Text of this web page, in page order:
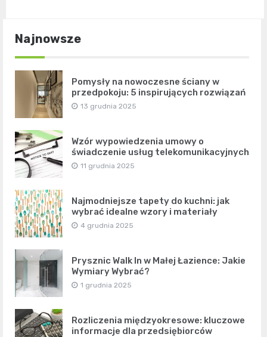
Najnowsze
Pomysły na nowoczesne ściany w
przedpokoju: 5 inspirujących rozwiązań
13 grudnia 2025
Wzór wypowiedzenia umowy o
świadczenie usług telekomunikacyjnych
11 grudnia 2025
Najmodniejsze tapety do kuchni: jak
wybrać idealne wzory i materiały
4 grudnia 2025
Prysznic Walk In w Małej Łazience: Jakie
Wymiary Wybrać?
1 grudnia 2025
Rozliczenia międzyokresowe: kluczowe
informacje dla przedsiębiorców